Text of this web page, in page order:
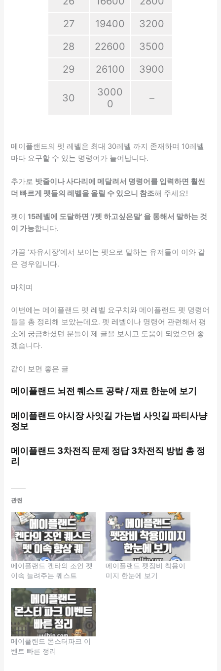
27
19400
3200
28
22600
3500
29
26100 3900
30
3000
0
–
메이플랜드의 펫 레벨은 최대 30레벨 까지 존재하며 10레벨
마다 요구할 수 있는 명령어가 늘어납니다.
추가로 밧줄이나 사다리에 메달려서 명령어를 입력하면 훨씬
더 빠르게 펫들의 레벨을 올릴 수 있으니 참조해 주세요!
펫이15레벨에 도달하면 ‘/펫 하고싶은말’ 을 통해서 말하는 것
이 가능합니다.
가끔 ‘자유시장’에서 보이는 펫으로 말하는 유저들이 이와 같
은 경우입니다.
마치며
이번에는 메이플랜드 펫 레벨 요구치와 메이플랜드 펫 명령어
들을 총 정리해 보았는데요. 펫 레벨이나 명령어 관련해서 평
소에 궁금하셨던 분들이 제 글을 보시고 도움이 되었으면 좋
겠습니다.
같이 보면 좋은 글
메이플랜드 뇌전 퀘스트 공략 / 재료 한눈에 보기
메이플랜드 야시장 사잇길 가는법 사잇길 파티사냥
정보
메이플랜드 3차전직 문제 정답 3차전직 방법 총 정
리
관련
메이플랜드 켄타의 조언 펫
이속 늘려주는 퀘스트
메이플랜드 펫장비 착용이
미지 한눈에 보기
메이플랜드 몬스터파크 이
벤트 빠른 정리